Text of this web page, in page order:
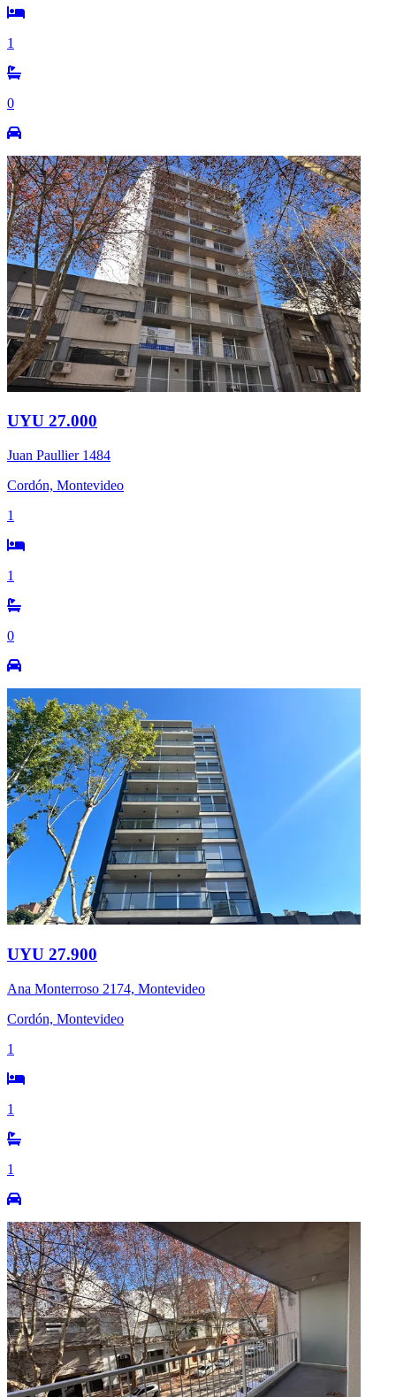
1
0
UYU 27.000
Juan Paullier 1484
Cordón, Montevideo
1
1
0
UYU 27.900
Ana Monterroso 2174, Montevideo
Cordón, Montevideo
1
1
1